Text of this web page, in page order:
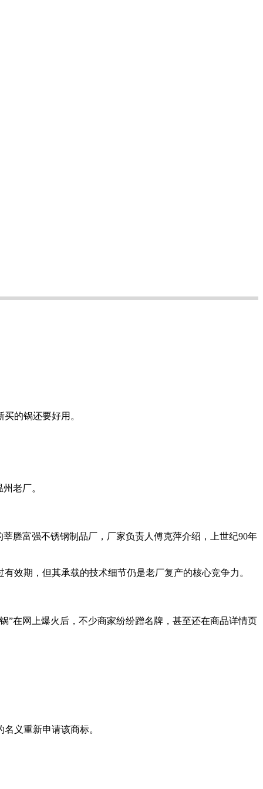
的锅还要好用。
老厂。
富强不锈钢制品厂，厂家负责人傅克萍介绍，上世纪90年
期，但其承载的技术细节仍是老厂复产的核心竞争力。
网上爆火后，不少商家纷纷蹭名牌，甚至还在商品详情页
义重新申请该商标。